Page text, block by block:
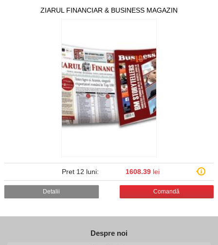
ZIARUL FINANCIAR & BUSINESS MAGAZIN
Pret 12 luni: 1608.39lei
Detalii Comandă
Despre noi